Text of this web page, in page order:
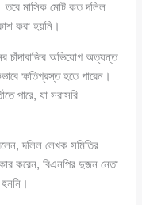
মাসিক মোট কত দলিল
করা হয়নি।
চাঁদাবাজির অভিযোগ অত্যন্ত
ক্ষতিগ্রস্ত হতে পারেন।
পারে, যা সরাসরি
দলিল লেখক সমিতির
করেন, বিএনপির দুজন নেতা